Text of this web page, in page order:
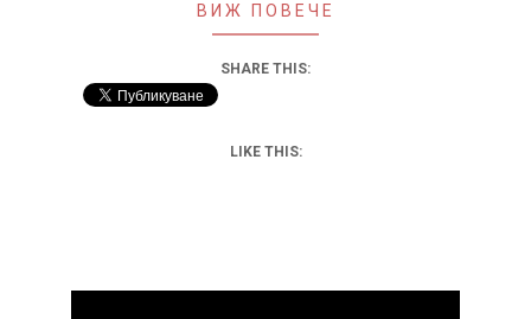
ВИЖ ПОВЕЧЕ
SHARE THIS:
LIKE THIS: